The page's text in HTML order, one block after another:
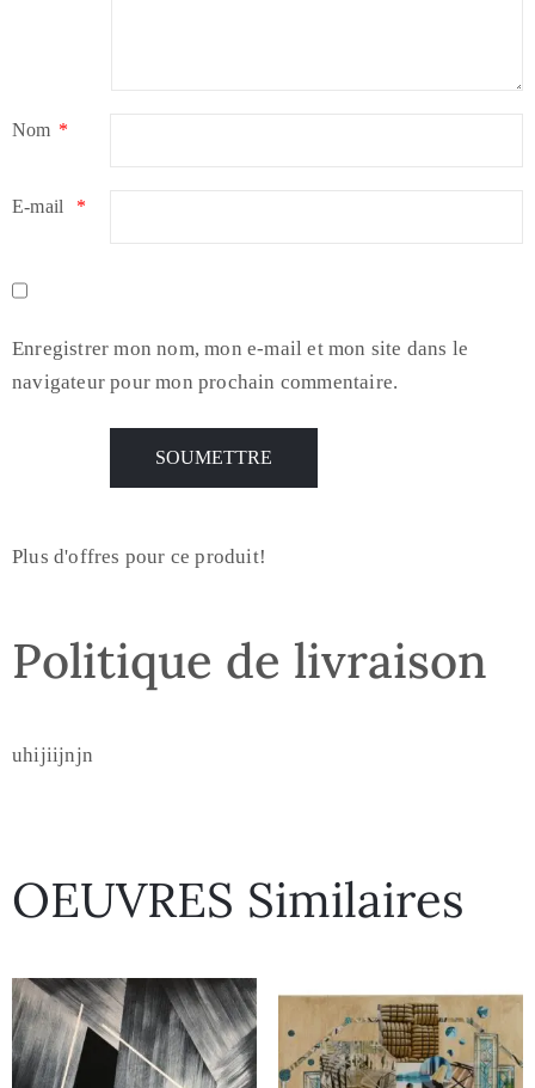
Nom *
E-mail *
Enregistrer mon nom, mon e-mail et mon site dans le
navigateur pour mon prochain commentaire.
Plus d'offres pour ce produit!
Politique de livraison
uhijiijnjn
OEUVRES Similaires